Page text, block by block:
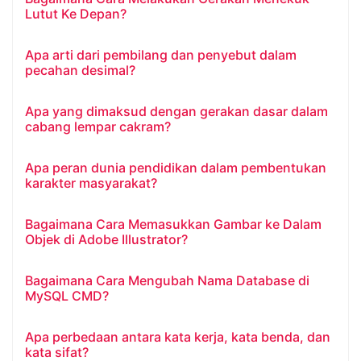
Lutut Ke Depan?
Apa arti dari pembilang dan penyebut dalam
pecahan desimal?
Apa yang dimaksud dengan gerakan dasar dalam
cabang lempar cakram?
Apa peran dunia pendidikan dalam pembentukan
karakter masyarakat?
Bagaimana Cara Memasukkan Gambar ke Dalam
Objek di Adobe Illustrator?
Bagaimana Cara Mengubah Nama Database di
MySQL CMD?
Apa perbedaan antara kata kerja, kata benda, dan
kata sifat?